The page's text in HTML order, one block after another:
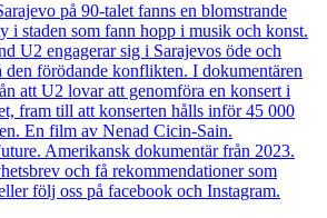
på 90-talet fanns en blomstrande
i staden som fann hopp i musik och konst.
U2 engagerar sig i Sarajevos öde och
den förödande konflikten. I dokumentären
att U2 lovar att genomföra en konsert i
fram till att konserten hålls inför 45 000
En film av Nenad Cicin-Sain.
Amerikansk dokumentär från 2023.
och få rekommendationer som
följ oss på facebook och Instagram.